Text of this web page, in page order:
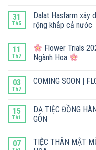
31
Th5
Dalat Hasfarm xây
rộng khắp cả nước
11
Th7
Flower Trials
Ngành Hoa
03
Th7
COMING SOON |
15
Th1
DẠ TIỆC ĐỒNG
GÒN
07
TIỆC THÂN MẬT